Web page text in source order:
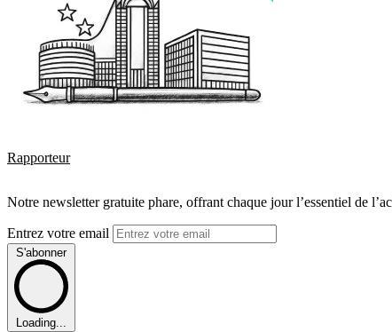
Rapporteur
Notre newsletter gratuite phare, offrant chaque jour l’essentiel de
Entrez votre email
S'abonner
Loading...